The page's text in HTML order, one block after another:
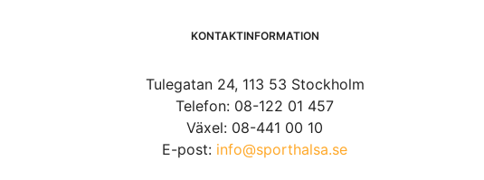
KONTAKTINFORMATION
Tulegatan 24, 113 53 Stockholm
Telefon: 08-122 01 457
Växel: 08-441 00 10
E-post: info@sporthalsa.se